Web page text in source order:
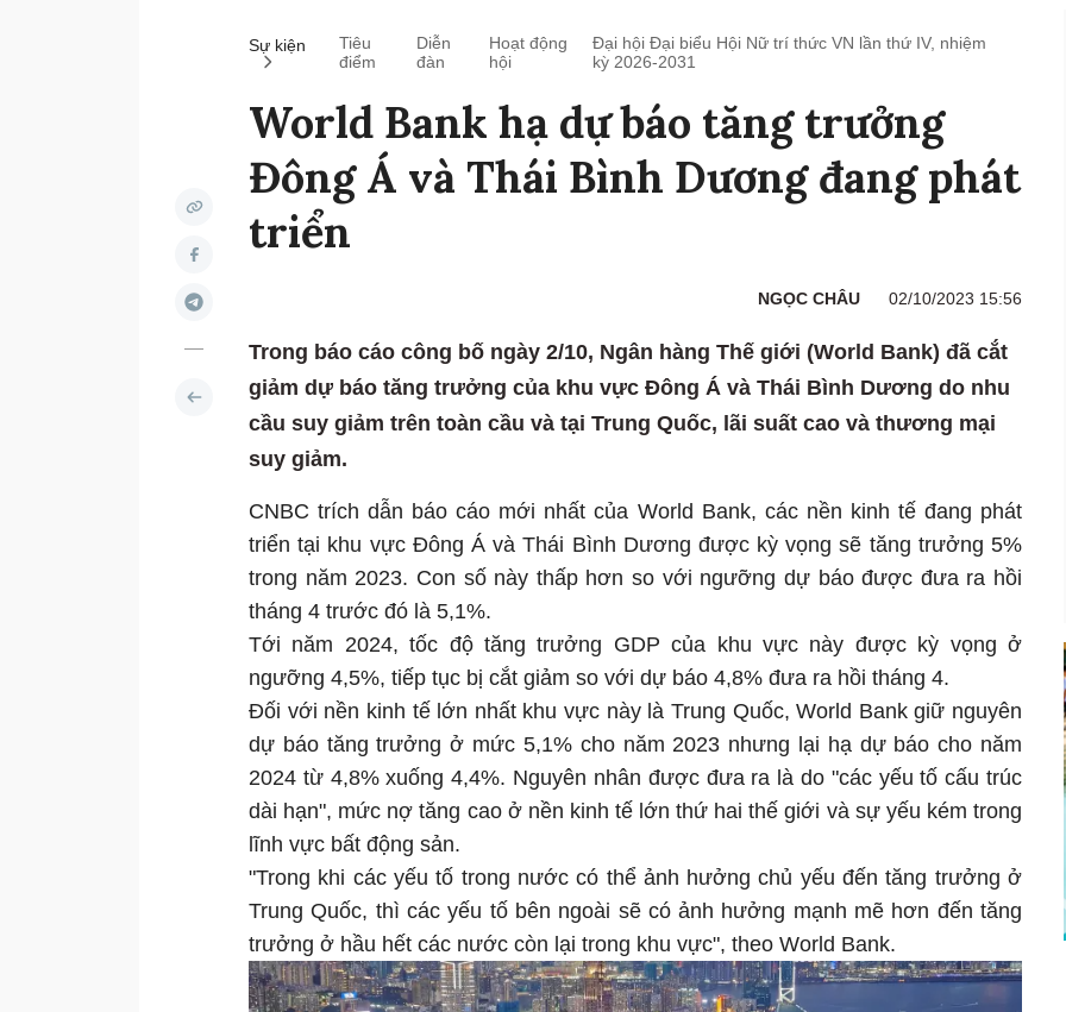
Sự kiện
Tiêu
điểm
Diễn
đàn
Hoạt động
hội
Đại hội Đại biểu Hội Nữ trí thức VN lần thứ IV, nhiệm
kỳ 2026-2031
World Bank hạ dự báo tăng trưởng
Đông Á và Thái Bình Dương đang phát
triển
NGỌC CHÂU 02/10/2023 15:56
Trong báo cáo công bố ngày 2/10, Ngân hàng Thế giới (World Bank) đã cắt
giảm dự báo tăng trưởng của khu vực Đông Á và Thái Bình Dương do nhu
cầu suy giảm trên toàn cầu và tại Trung Quốc, lãi suất cao và thương mại
suy giảm.
CNBC trích dẫn báo cáo mới nhất của World Bank, các nền kinh tế đang phát
triển tại khu vực Đông Á và Thái Bình Dương được kỳ vọng sẽ tăng trưởng 5%
trong năm 2023. Con số này thấp hơn so với ngưỡng dự báo được đưa ra hồi
tháng 4 trước đó là 5,1%.
Tới năm 2024, tốc độ tăng trưởng GDP của khu vực này được kỳ vọng ở
ngưỡng 4,5%, tiếp tục bị cắt giảm so với dự báo 4,8% đưa ra hồi tháng 4.
Đối với nền kinh tế lớn nhất khu vực này là Trung Quốc, World Bank giữ nguyên
dự báo tăng trưởng ở mức 5,1% cho năm 2023 nhưng lại hạ dự báo cho năm
2024 từ 4,8% xuống 4,4%. Nguyên nhân được đưa ra là do "các yếu tố cấu trúc
dài hạn", mức nợ tăng cao ở nền kinh tế lớn thứ hai thế giới và sự yếu kém trong
lĩnh vực bất động sản.
"Trong khi các yếu tố trong nước có thể ảnh hưởng chủ yếu đến tăng trưởng ở
Trung Quốc, thì các yếu tố bên ngoài sẽ có ảnh hưởng mạnh mẽ hơn đến tăng
trưởng ở hầu hết các nước còn lại trong khu vực", theo World Bank.